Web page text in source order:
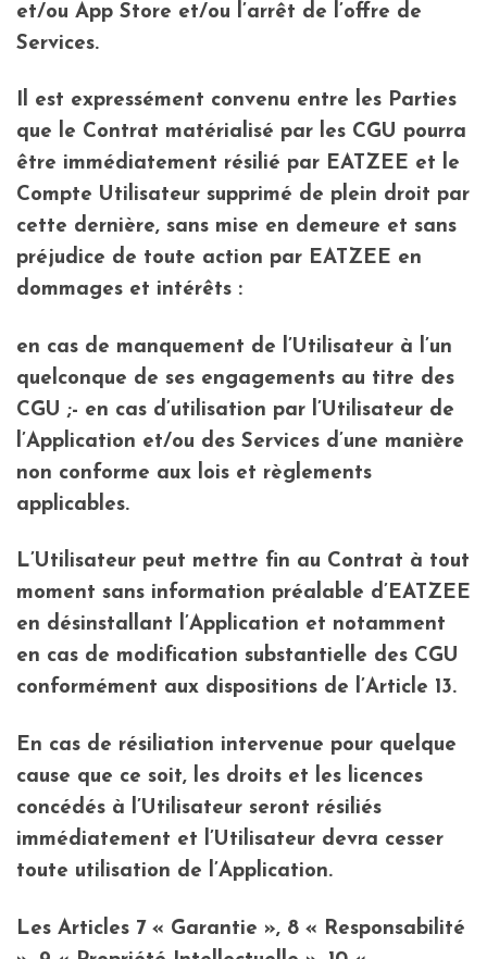
et/ou App Store et/ou l’arrêt de l’offre de
Services.
Il est expressément convenu entre les Parties
que le Contrat matérialisé par les CGU pourra
être immédiatement résilié par EATZEE et le
Compte Utilisateur supprimé de plein droit par
cette dernière, sans mise en demeure et sans
préjudice de toute action par EATZEE en
dommages et intérêts :
en cas de manquement de l’Utilisateur à l’un
quelconque de ses engagements au titre des
CGU ;- en cas d’utilisation par l’Utilisateur de
l’Application et/ou des Services d’une manière
non conforme aux lois et règlements
applicables.
L’Utilisateur peut mettre fin au Contrat à tout
moment sans information préalable d’EATZEE
en désinstallant l’Application et notamment
en cas de modification substantielle des CGU
conformément aux dispositions de l’Article 13.
En cas de résiliation intervenue pour quelque
cause que ce soit, les droits et les licences
concédés à l’Utilisateur seront résiliés
immédiatement et l’Utilisateur devra cesser
toute utilisation de l’Application.
Les Articles 7 « Garantie », 8 « Responsabilité